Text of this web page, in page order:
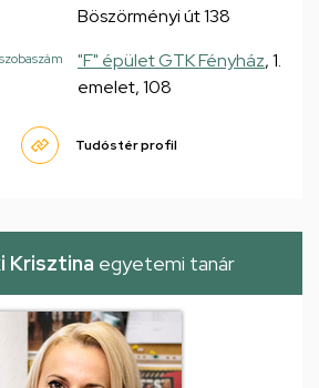
Böszörményi út 138
"F" épület GTK Fényház, 1.
emelet, 108
Tudóstér profil
Krisztina egyetemi tanár